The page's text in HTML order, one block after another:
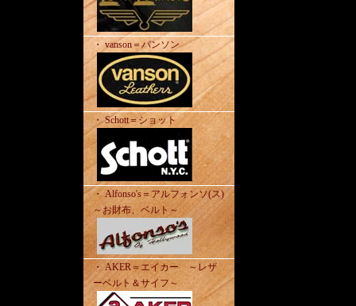
・ vanson＝バンソン
・ Schott＝ショット
・ Alfonso's＝アルフォンソ(ス)
～お財布、ベルト～
・ AKER＝エイカー ～レザ
ーベルト＆サイフ～